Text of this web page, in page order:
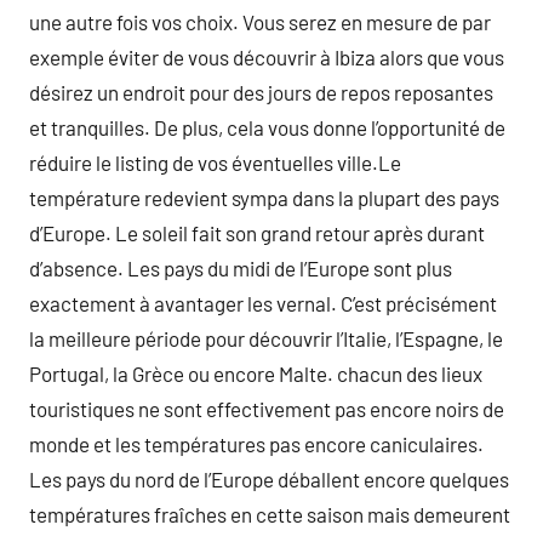
une autre fois vos choix. Vous serez en mesure de par
exemple éviter de vous découvrir à Ibiza alors que vous
désirez un endroit pour des jours de repos reposantes
et tranquilles. De plus, cela vous donne l’opportunité de
réduire le listing de vos éventuelles ville.Le
température redevient sympa dans la plupart des pays
d’Europe. Le soleil fait son grand retour après durant
d’absence. Les pays du midi de l’Europe sont plus
exactement à avantager les vernal. C’est précisément
la meilleure période pour découvrir l’Italie, l’Espagne, le
Portugal, la Grèce ou encore Malte. chacun des lieux
touristiques ne sont effectivement pas encore noirs de
monde et les températures pas encore caniculaires.
Les pays du nord de l’Europe déballent encore quelques
températures fraîches en cette saison mais demeurent